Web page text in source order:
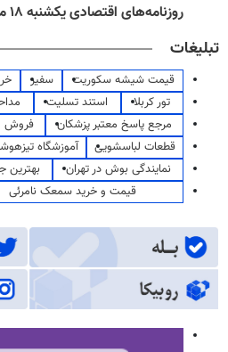
روزنامه‌های اقتصادی یکشنبه ۱۸ مرداد ۱۴۰۵
تبلیغات
قیمت شیشه سکوریت سفیر
تور کربلا
استند تسلیت
مرجع پاسخ معتبر پزشکان
فروش
قطعات لباسشویی
آموزشگاه
نمایندگی بوش در تهران
بهترین
قیمت و خرید سمعک نامرئی